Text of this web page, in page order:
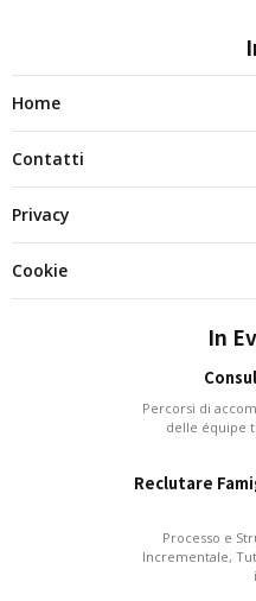
Home
Contatti
Privacy
Cookie
In
Percorsi di
delle équipe
Reclutare
Processo e
Incrementale,